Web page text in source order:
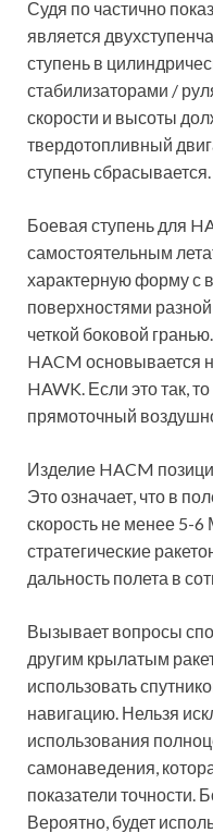
Судя по частично
является
ступень в
стабилизаторами /
скорости и высоты
твердотопливный
ступень сбрасывается.
Боевая ступень для
самостоятельным
характерную форму с
поверхностями
четкой боковой
HACM основывается
HAWK. Если это так,
прямоточный
Изделие HACM
Это означает, что в
скорость не менее 5-
стратегические
дальность полета в
Вызывает вопросы
другим крылатым
использовать
навигацию. Нельзя
использования
самонаведения,
показатели точности.
Вероятно, будет